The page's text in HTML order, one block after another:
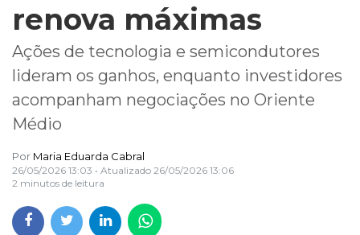
renova máximas
Ações de tecnologia e semicondutores
lideram os ganhos, enquanto investidores
acompanham negociações no Oriente
Médio
Por Maria Eduarda Cabral
26/05/2026 13:03 • Atualizado 26/05/2026 13:06
2 minutos de leitura